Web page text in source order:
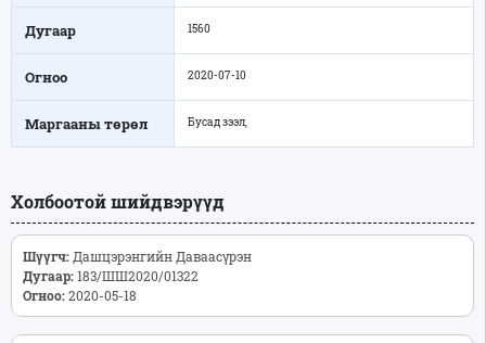
Дугаар 1560
Огноо 2020-07-10
Маргааны төрөл Бусад зээл,
Холбоотой шийдвэрүүд
Шүүгч: Дашцэрэнгийн Даваасүрэн
Дугаар:183/ШШ2020/01322
Огноо:2020-05-18